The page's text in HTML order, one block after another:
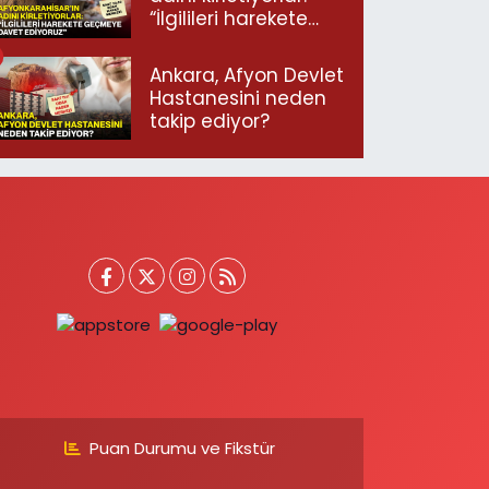
“İlgilileri harekete
ediyoruz”
Ankara, Afyon Devlet
Hastanesini neden
takip ediyor?
Puan Durumu ve Fikstür